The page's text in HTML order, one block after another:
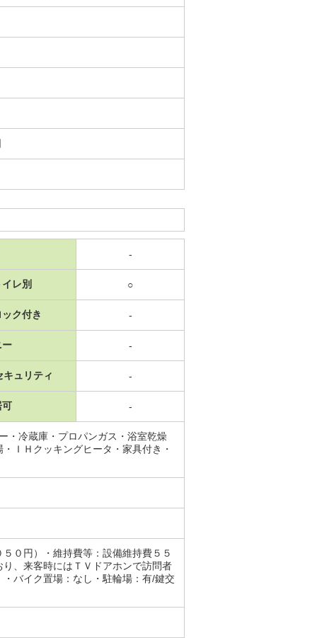
-
レ別 ○
ク付き -
ー -
キュリティ -
可 -
・冷蔵庫・プロパンガス・浴室乾燥
ＩＨクッキングヒータ・家具付き・
０円）・維持費等：設備維持費５５
、来客時にはＴＶドアホンで訪問者
バイク置場：なし・駐輪場：有/鍵交